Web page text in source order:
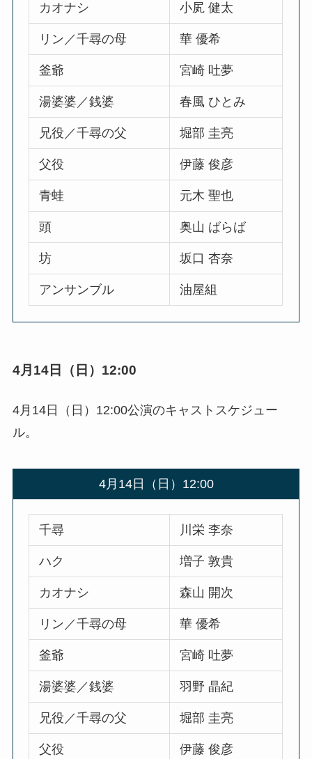
カオナシ 小㞍 健太
リン／千尋の母 華 優希
釜爺 宮崎 吐夢
湯婆婆／銭婆 春風 ひとみ
兄役／千尋の父 堀部 圭亮
父役 伊藤 俊彦
青蛙 元木 聖也
頭 奥山 ばらば
坊 坂口 杏奈
アンサンブル 油屋組
4月14日（日）12:00
4月14日（日）12:00公演のキャストスケジュー
ル。
4月14日（日）12:00
千尋 川栄 李奈
ハク 増子 敦貴
カオナシ 森山 開次
リン／千尋の母 華 優希
釜爺 宮崎 吐夢
湯婆婆／銭婆 羽野 晶紀
兄役／千尋の父 堀部 圭亮
父役 伊藤 俊彦